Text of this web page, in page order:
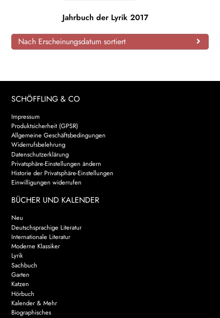
NEWSLETTER
Search:
Jahrbuch der Lyrik 2017
Nach Erscheinungsdatum sortiert
SCHÖFFLING & CO
Impressum
Produktsicherheit (GPSR)
Allgemeine Geschäftsbedingungen
Widerrufsbelehrung
Datenschutzerklärung
Privatsphäre-Einstellungen ändern
Historie der Privatsphäre-Einstellungen
Einwilligungen widerrufen
BÜCHER UND KALENDER
Neu
Deutschsprachige Literatur
Internationale Literatur
Moderne Klassiker
Lyrik
Sachbuch
Garten
Katzen
Hörbuch
Kalender & Mehr
Biographisches